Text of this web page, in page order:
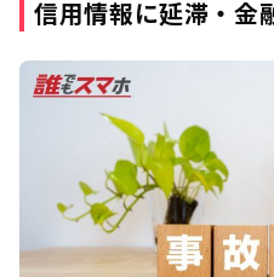
信用情報に延滞・金